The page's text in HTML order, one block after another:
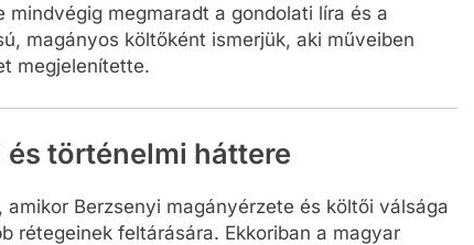
megmaradt a gondolati líra és a
magányos költőként ismerjük, aki műveiben
megjelenítette.
történelmi háttere
Berzsenyi magányérzete és költői válsága
rétegeinek feltárására. Ekkoriban a magyar